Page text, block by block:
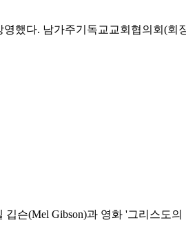
했다. 남가주기독교교회협의회(회
슨(Mel Gibson)과 영화 '그리스도의